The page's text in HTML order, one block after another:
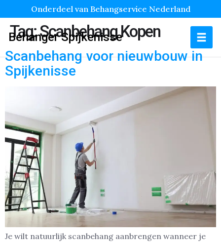
Onderdeel van Behangservice Nederland
Behanger Spijkenisse
Tag:Scanbehang Kopen
Scanbehang voor nieuwbouw in
Spijkenisse
Je wilt natuurlijk scanbehang aanbrengen wanneer je